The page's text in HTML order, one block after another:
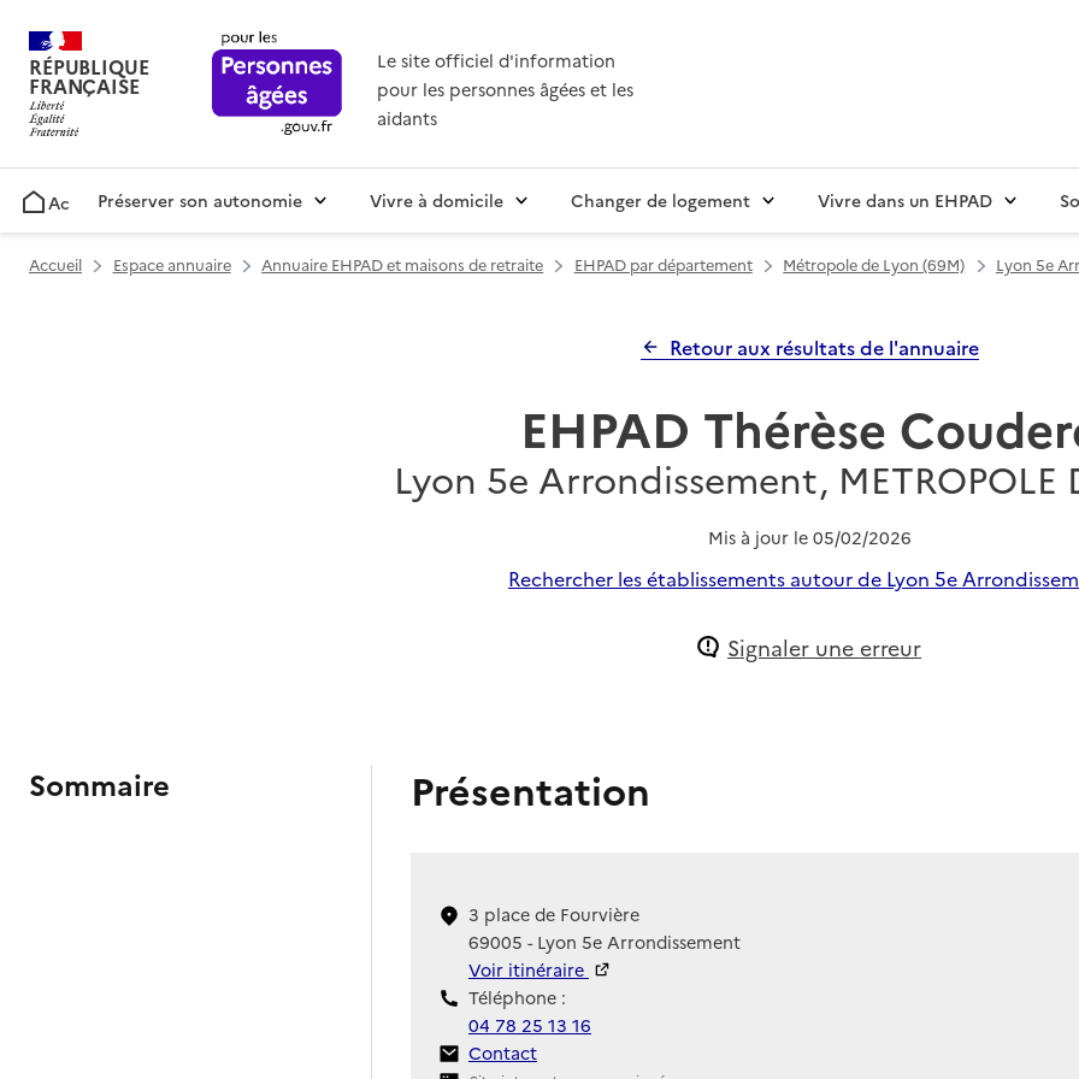
RÉPUBLIQUE
FRANÇAISE
Le site officiel d'information
pour les personnes âgées et les
aidants
AccueilPréserver son autonomie Vivre à domicile Changer de logement Vivre dans un EHPAD
Accueil Espace annuaire Annuaire EHPAD et maisons de retraite EHPAD par département Métropole de Lyon (69M) Lyon 5e
Retour aux résultats de l'annuaire
EHPAD Thérèse
Lyon 5e Arrondissement, METROPOLE
Mis à jour le 05/02/2026
Rechercher les établissements autour de Lyon 5e
Signaler une erreur
Sommaire Présentation
3 place de Fourvière
69005 - Lyon 5e Arrondissement
Voir itinéraire
Téléphone :
04 78 25 13 16
Contact
Contact